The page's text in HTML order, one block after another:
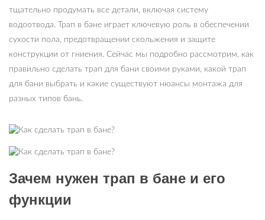
тщательно продумать все детали, включая систему
водоотвода. Трап в бане играет ключевую роль в обеспечении
сухости пола, предотвращении скольжения и защите
конструкции от гниения. Сейчас мы подробно рассмотрим, как
правильно сделать трап для бани своими руками, какой трап
для бани выбрать и какие существуют нюансы монтажа для
разных типов бань.
Зачем нужен трап в бане и его
функции